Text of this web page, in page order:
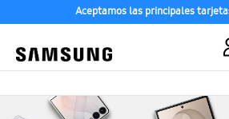
Aceptamos las principales